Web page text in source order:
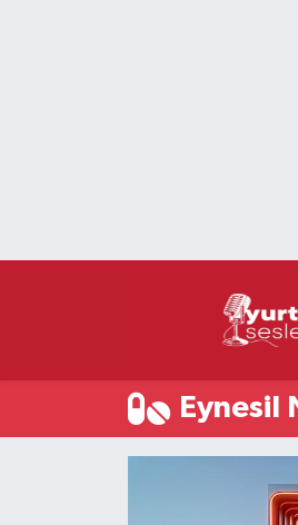
Eynesil
Süper Lig Puan Durumu ve
Son Dakika Haberleri